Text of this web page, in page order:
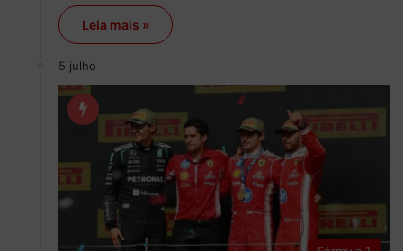
Leia mais »
5 julho